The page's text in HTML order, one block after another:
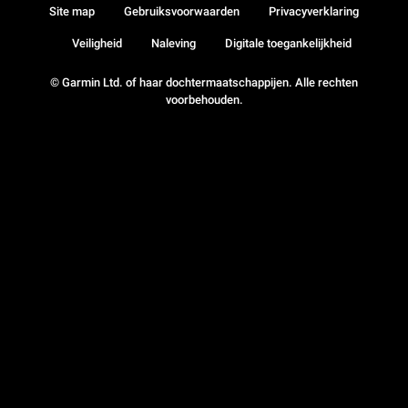
© Garmin Ltd. of haar dochtermaatschappijen. Alle rechten
voorbehouden.
Site map Gebruiksvoorwaarden Privacyverklaring
Veiligheid Naleving Digitale toegankelijkheid